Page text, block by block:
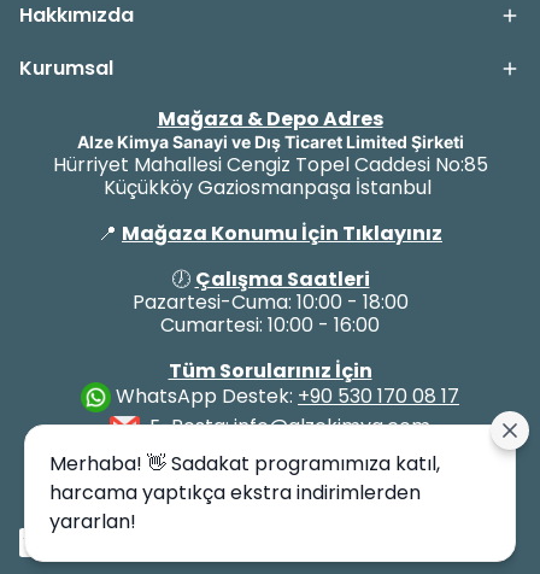
Hakkımızda
Kurumsal
Mağaza & Depo Adres
Alze Kimya Sanayi ve Dış Ticaret Limited Şirketi
Hürriyet Mahallesi Cengiz Topel Caddesi No:85
Küçükköy Gaziosmanpaşa İstanbul
📍 Mağaza Konumu İçin Tıklayınız
🕖 Çalışma Saatleri
Pazartesi-Cuma: 10:00 - 18:00
Cumartesi: 10:00 - 16:00
Tüm Sorularınız İçin
WhatsApp Destek: +90 530 170 08 17
E-Posta:info@alzekimya.com
Merhaba! 👋 Sadakat programımıza katıl,
harcama yaptıkça ekstra indirimlerden
yararlan!